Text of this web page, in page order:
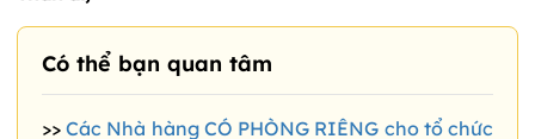
Có thể bạn quan tâm
>>Các Nhà hàng CÓ PHÒNG RIÊNG cho tổ chức